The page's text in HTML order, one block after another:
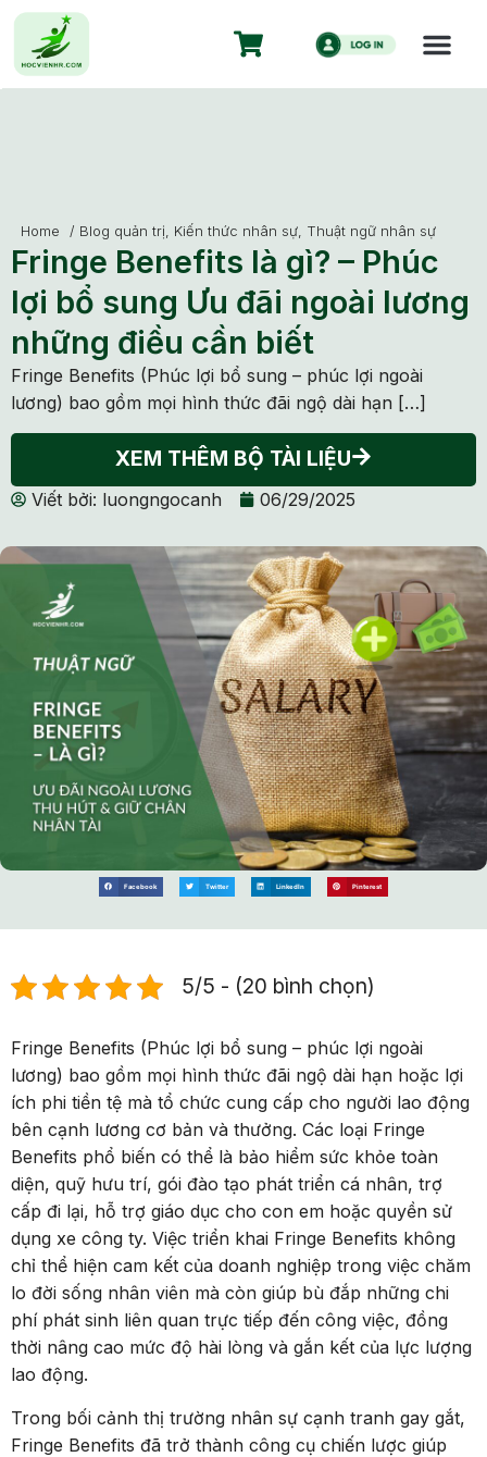
Home / Blog quản trị, Kiến thức nhân sự, Thuật ngữ nhân sự
Fringe Benefits là gì? – Phúc
lợi bổ sung Ưu đãi ngoài lương
những điều cần biết
Fringe Benefits (Phúc lợi bổ sung – phúc lợi ngoài
lương) bao gồm mọi hình thức đãi ngộ dài hạn […]
XEM THÊM BỘ TÀI LIỆU
Viết bởi: luongngocanh 06/29/2025
Facebook Twitter LinkedIn Pinterest
5/5 - (20 bình chọn)
Fringe Benefits (Phúc lợi bổ sung – phúc lợi ngoài
lương) bao gồm mọi hình thức đãi ngộ dài hạn hoặc lợi
ích phi tiền tệ mà tổ chức cung cấp cho người lao động
bên cạnh lương cơ bản và thưởng. Các loại Fringe
Benefits phổ biến có thể là bảo hiểm sức khỏe toàn
diện, quỹ hưu trí, gói đào tạo phát triển cá nhân, trợ
cấp đi lại, hỗ trợ giáo dục cho con em hoặc quyền sử
dụng xe công ty. Việc triển khai Fringe Benefits không
chỉ thể hiện cam kết của doanh nghiệp trong việc chăm
lo đời sống nhân viên mà còn giúp bù đắp những chi
phí phát sinh liên quan trực tiếp đến công việc, đồng
thời nâng cao mức độ hài lòng và gắn kết của lực lượng
lao động.
Trong bối cảnh thị trường nhân sự cạnh tranh gay gắt,
Fringe Benefits đã trở thành công cụ chiến lược giúp